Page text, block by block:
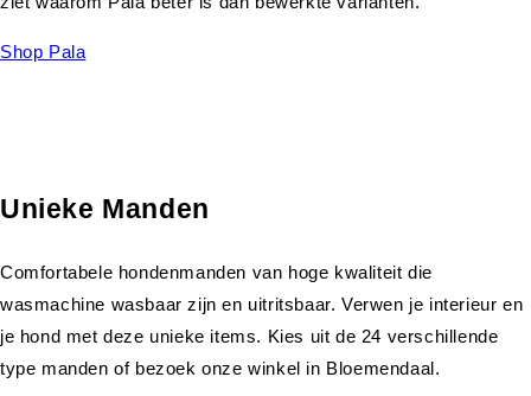
Shop Pala
Unieke Manden
Comfortabele hondenmanden van hoge kwaliteit die
wasmachine wasbaar zijn en uitritsbaar. Verwen je interieur en
je hond met deze unieke items. Kies uit de 24 verschillende
type manden of bezoek onze winkel in Bloemendaal.